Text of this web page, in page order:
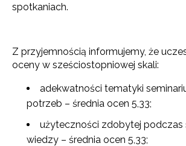
spotkaniach.
Z przyjemnością informujemy, że
oceny w sześciostopniowej skali:
adekwatności tematyki
potrzeb – średnia ocen 5,33;
użyteczności zdobytej podczas
wiedzy – średnia ocen 5,33;